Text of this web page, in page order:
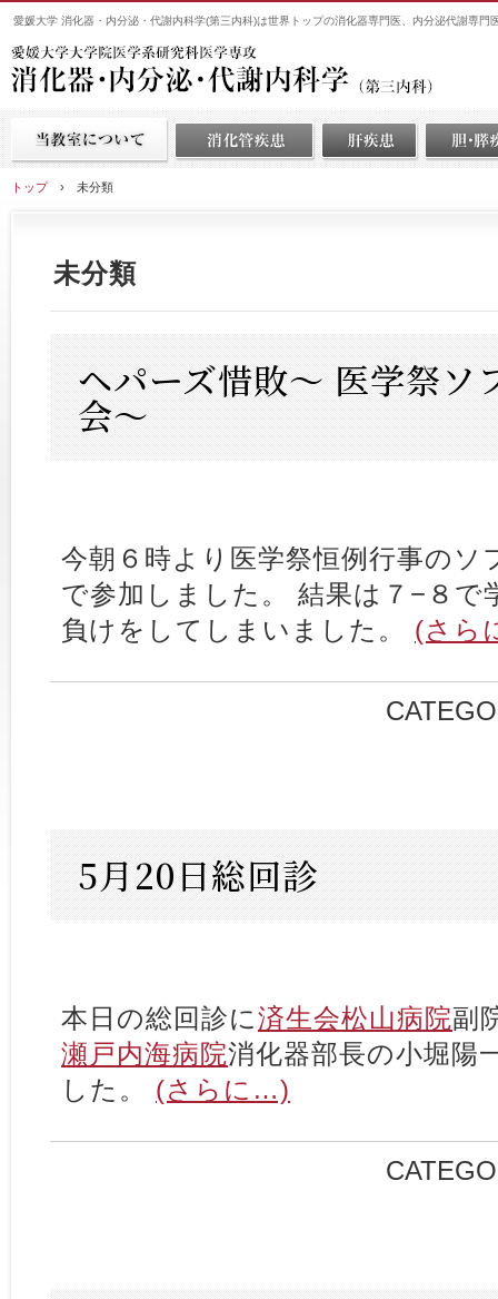
愛媛大学 消化器・内分泌・代謝内科学(第三内科)は世界トップの消化器専門医、内分泌代謝専門
トップ› 未分類
未分類
ヘパーズ惜敗〜 医学祭ソ
会〜
今朝６時より医学祭恒例行事のソ
で参加しました。 結果は７−８で
負けをしてしまいました。 (さら
5月20日総回診
本日の総回診に済生会松山病院副
瀬戸内海病院消化器部長の小堀陽
した。 (さらに…)